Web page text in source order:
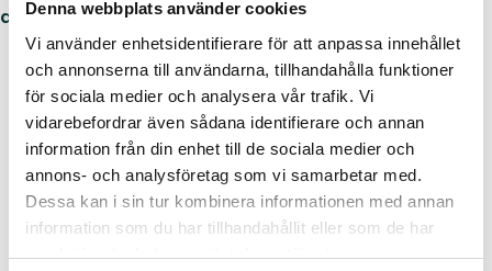
Denna webbplats använder cookies
Vi använder enhetsidentifierare för att anpassa innehållet
och annonserna till användarna, tillhandahålla funktioner
för sociala medier och analysera vår trafik. Vi
vidarebefordrar även sådana identifierare och annan
information från din enhet till de sociala medier och
annons- och analysföretag som vi samarbetar med.
Dessa kan i sin tur kombinera informationen med annan
information som du har tillhandahållit eller som de har
samlat in när du har använt deras tjänster.
detsamma.
Dela artikeln LinkedIn
Facebook
Twitter